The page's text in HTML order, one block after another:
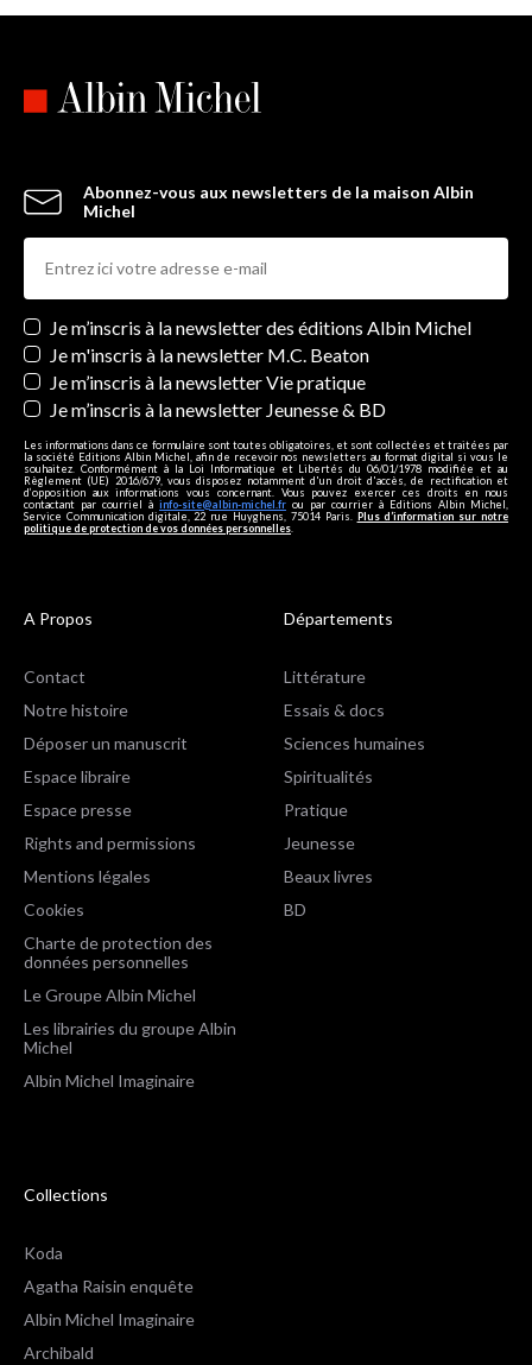
Abonnez-vous aux newsletters de la maison Albin
Michel
Newsletters
Je m’inscris à la newsletter des éditions Albin Michel
Je m'inscris à la newsletter M.C. Beaton
Je m’inscris à la newsletter Vie pratique
Je m’inscris à la newsletter Jeunesse & BD
Les informations dans ce formulaire sont toutes obligatoires, et sont collectées et traitées par
la société Editions Albin Michel, afin de recevoir nos newsletters au format digital si vous le
souhaitez. Conformément à la Loi Informatique et Libertés du 06/01/1978 modifiée et au
Règlement (UE) 2016/679, vous disposez notamment d'un droit d'accès, de rectification et
d’opposition aux informations vous concernant. Vous pouvez exercer ces droits en nous
contactant par courriel à info-site@albin-michel.fr ou par courrier à Editions Albin Michel,
Service Communication digitale, 22 rue Huyghens, 75014 Paris. Plus d’information sur notre
politique de protection de vos données personnelles
A Propos
Contact
Notre histoire
Déposer un manuscrit
Espace libraire
Espace presse
Rights and permissions
Mentions légales
Cookies
Charte de protection des
données personnelles
Le Groupe Albin Michel
Les librairies du groupe Albin
Michel
Albin Michel Imaginaire
Départements
Littérature
Essais & docs
Sciences humaines
Spiritualités
Pratique
Jeunesse
Beaux livres
BD
Collections
Koda
Agatha Raisin enquête
Albin Michel Imaginaire
Archibald